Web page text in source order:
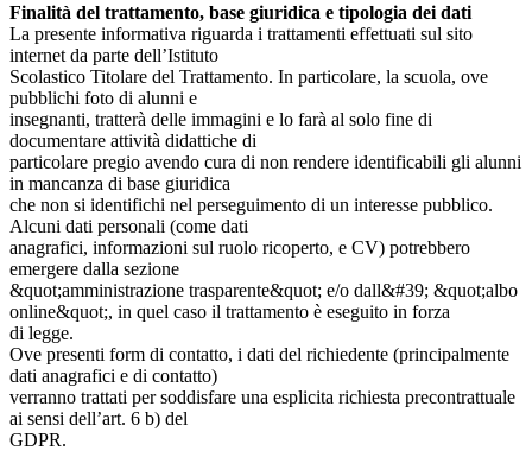
Finalità del trattamento, base giuridica e tipologia dei dati
La presente informativa riguarda i trattamenti effettuati sul sito
internet da parte dell’Istituto
Scolastico Titolare del Trattamento. In particolare, la scuola, ove
pubblichi foto di alunni e
insegnanti, tratterà delle immagini e lo farà al solo fine di
documentare attività didattiche di
particolare pregio avendo cura di non rendere identificabili gli alunni
in mancanza di base giuridica
che non si identifichi nel perseguimento di un interesse pubblico.
Alcuni dati personali (come dati
anagrafici, informazioni sul ruolo ricoperto, e CV) potrebbero
emergere dalla sezione
&quot;amministrazione trasparente&quot; e/o dall&#39; &quot;albo
online&quot;, in quel caso il trattamento è eseguito in forza
di legge.
Ove presenti form di contatto, i dati del richiedente (principalmente
dati anagrafici e di contatto)
verranno trattati per soddisfare una esplicita richiesta precontrattuale
ai sensi dell’art. 6 b) del
GDPR.